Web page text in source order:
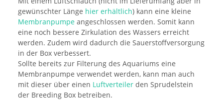
gewünschter Länge hier erhältlich) kann eine kleine
Membranpumpe angeschlossen werden. Somit kann
eine noch bessere Zirkulation des Wassers erreicht
werden. Zudem wird dadurch die Sauerstoffversorgung
in der Box verbessert.
Sollte bereits zur Filterung des Aquariums eine
Membranpumpe verwendet werden, kann man auch
mit dieser über einen Luftverteiler den Sprudelstein
der Breeding Box betreiben.